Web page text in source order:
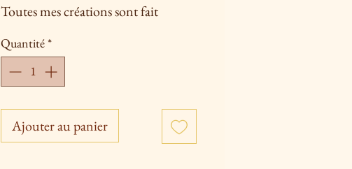
Toutes mes créations sont fait
techniques sont utilisées parmi elles
sont la brasure à l'argent et laiton, la
modèles).
Quantité*
Ajouter au panier